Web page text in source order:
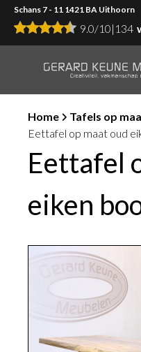
Schans 7 - 11 1421 BA Uithoorn
9.0/10| 134
Home Tafels op
Eettafel op maat oud
Eettafel
eiken